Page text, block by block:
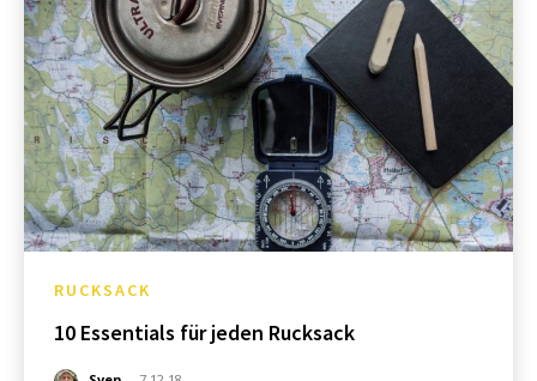
RUCKSACK
10 Essentials für jeden Rucksack